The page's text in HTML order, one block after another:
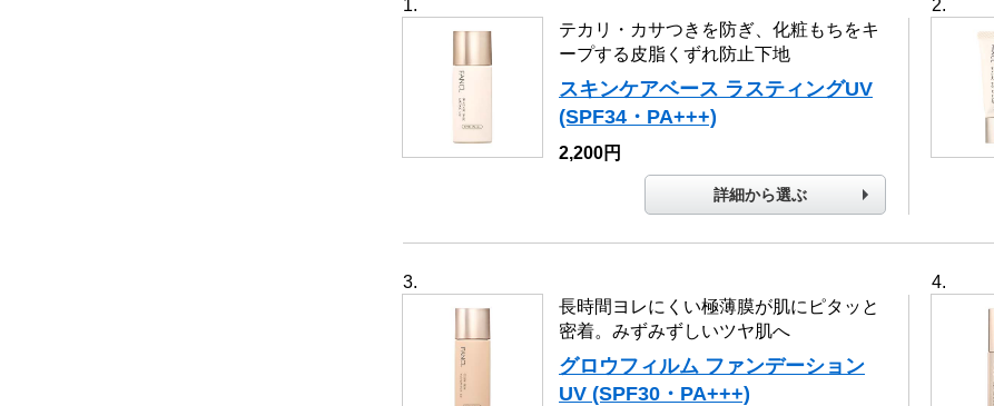
テカリ・カサつきを防ぎ、化粧もちをキ
ープする皮脂くずれ防止下地
スキンケアベース ラスティングUV
(SPF34・PA+++)
2,200円
詳細から選ぶ
長時間ヨレにくい極薄膜が肌にピタッと
密着。みずみずしいツヤ肌へ
グロウフィルム ファンデーション
UV (SPF30・PA+++)